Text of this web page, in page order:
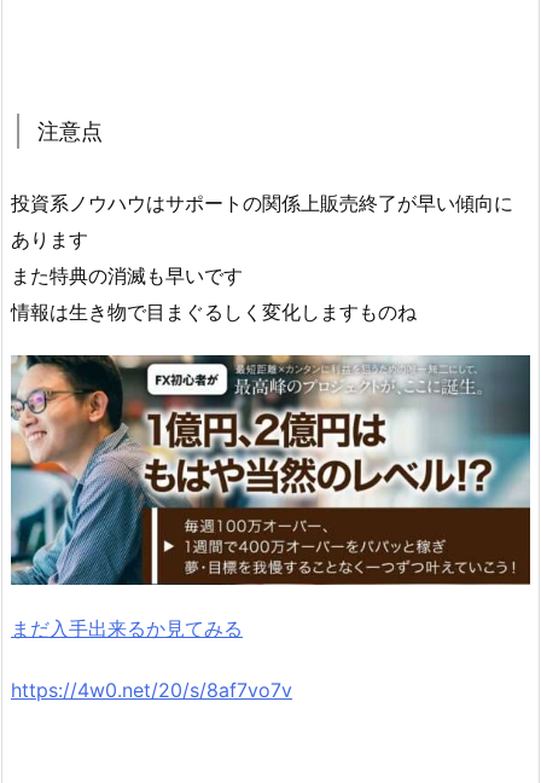
注意点
投資系ノウハウはサポートの関係上販売終了が早い傾向に
あります
また特典の消滅も早いです
情報は生き物で目まぐるしく変化しますものね
まだ入手出来るか見てみる
https://4w0.net/20/s/8af7vo7v